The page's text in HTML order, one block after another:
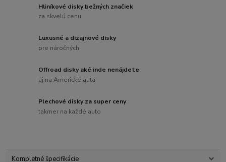
Hliníkové disky bežných značiek
za skvelú cenu
Luxusné a dizajnové disky
pre náročných
Offroad disky aké inde nenájdete
aj na Americké autá
Plechové disky za super ceny
takmer na každé auto
Kompletné špecifikácie